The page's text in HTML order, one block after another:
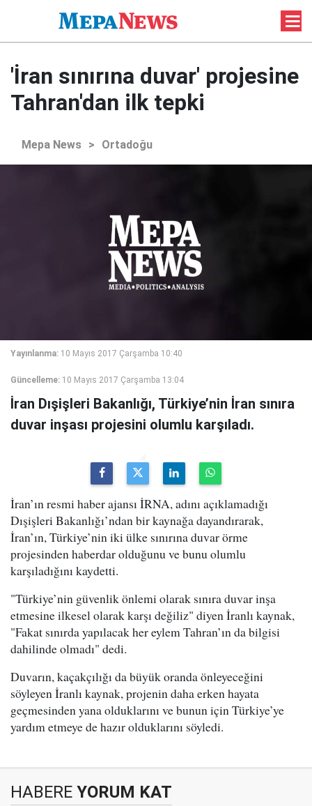
'İran sınırına duvar' projesine
Tahran'dan ilk tepki
Mepa News > Ortadoğu
Yayınlanma: 10 Mayıs 2017 Çarşamba 10:40
Güncelleme: 10 Mayıs 2017 Çarşamba 13:04
İran Dışişleri Bakanlığı, Türkiye’nin İran sınıra
duvar inşası projesini olumlu karşıladı.
İran’ın resmi haber ajansı İRNA, adını açıklamadığı
Dışişleri Bakanlığı’ndan bir kaynağa dayandırarak,
İran’ın, Türkiye’nin iki ülke sınırına duvar örme
projesinden haberdar olduğunu ve bunu olumlu
karşıladığını kaydetti.
"Türkiye’nin güvenlik önlemi olarak sınıra duvar inşa
etmesine ilkesel olarak karşı değiliz" diyen İranlı kaynak,
"Fakat sınırda yapılacak her eylem Tahran’ın da bilgisi
dahilinde olmadı" dedi.
Duvarın, kaçakçılığı da büyük oranda önleyeceğini
söyleyen İranlı kaynak, projenin daha erken hayata
geçmesinden yana olduklarını ve bunun için Türkiye’ye
yardım etmeye de hazır olduklarını söyledi.
HABERE YORUM KAT